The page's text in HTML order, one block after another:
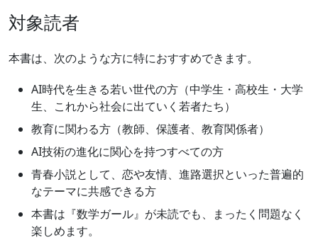
対象読者
本書は、次のような方に特におすすめできます。
AI時代を生きる若い世代の方（中学生・高校生・大学
生、これから社会に出ていく若者たち）
教育に関わる方（教師、保護者、教育関係者）
AI技術の進化に関心を持つすべての方
青春小説として、恋や友情、進路選択といった普遍的
なテーマに共感できる方
本書は『数学ガール』が未読でも、まったく問題なく
楽しめます。